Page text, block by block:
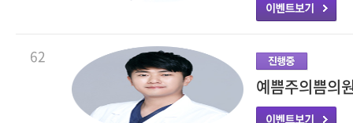
62
예쁨주의쁨의